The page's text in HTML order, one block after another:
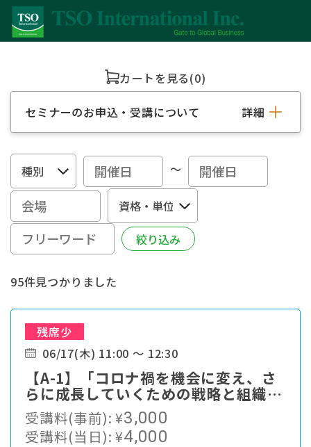
カートを見る(0)
セミナーのお申込・受講について 詳細
～
95件見つかりました
残席少
06/17(木) 11:00 ～ 12:30
【A-1】「コロナ禍を機会に変え、さ
らに成長していくための戦略と組織づ
くり」
受講料(事前):¥3,000
受講料(当日):¥4,000